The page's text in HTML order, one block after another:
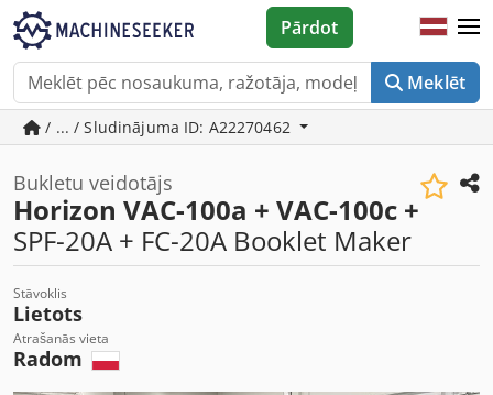
Meklēt
Pārdot
/ ... / Sludinājuma ID: A22270462
Bukletu veidotājs
Horizon VAC-100a + VAC-100c +
SPF-20A + FC-20A Booklet Maker
Stāvoklis
Lietots
Atrašanās vieta
Radom